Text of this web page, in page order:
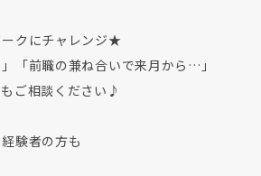
クにチャレンジ★
」「前職の兼ね合いで来月から…」
ご相談ください♪
験者の方も